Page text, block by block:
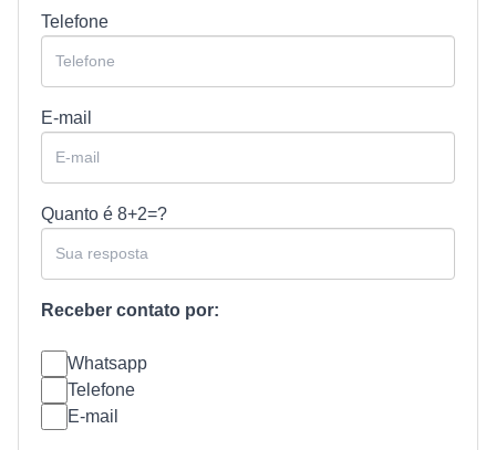
Telefone
E-mail
Quanto é 8+2=?
Receber contato por:
Whatsapp
Telefone
E-mail